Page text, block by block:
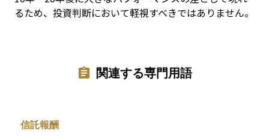
るため、投資判断において軽視すべきではありません。
関連する専門用語
信託報酬